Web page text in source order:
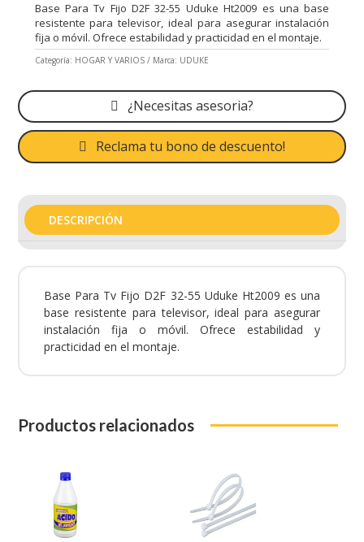
Base Para Tv Fijo D2F 32-55 Uduke Ht2009 es una base
resistente para televisor, ideal para asegurar instalación
fija o móvil. Ofrece estabilidad y practicidad en el montaje.
Categoría: HOGAR Y VARIOS Marca: UDUKE
¿Necesitas asesoria?
Reclama tu bono de descuento!
DESCRIPCIÓN
Base Para Tv Fijo D2F 32-55 Uduke Ht2009 es una
base resistente para televisor, ideal para asegurar
instalación fija o móvil. Ofrece estabilidad y
practicidad en el montaje.
Productos relacionados